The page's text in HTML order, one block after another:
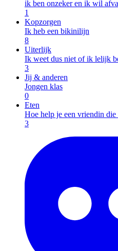
ik ben onzeker en ik wil
1
Kopzorgen
Ik heb een bikinilijn
8
Uiterlijk
Ik weet dus niet of ik lelijk
3
Jij & anderen
Jongen klas
0
Eten
Hoe help je een vriendin
3